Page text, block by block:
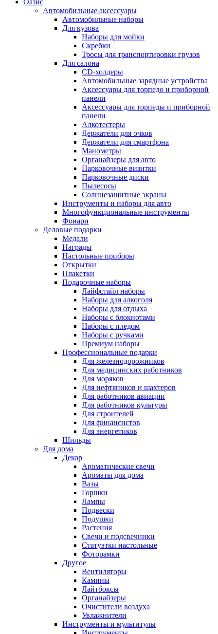
Автомобильные аксессуары
Автомобильные наборы
Для кузова
Наборы для мойки
Скребки
Тросы для транспортировки грузов
Для салона
CD-холдеры
Автомобильные зарядные устройства
Аксессуары для торпедо и приборной
панели
Аксессуары для торпеды и приборной
панели
Алкотестеры
Держатели для очков
Держатели для смартфона
Манометры
Органайзеры для авто
Парковочные визитки
Парковочные диски
Пылесосы
Солнцезащитные экраны
Инструменты и наборы для авто
Многофункциональные инструменты
Фонари
Деловые подарки
Медали
Награды
Настольные приборы
Открытки
Плакетки
Подарочные наборы
Лайфстайл наборы
Наборы для алкоголя
Наборы для отдыха
Наборы с блокнотами
Наборы с пледом
Наборы с ручками
Премиум наборы
Профессиональные подарки
Для железнодорожников
Для медицинских работников
Для моряков
Для нефтяников и шахтеров
Для работников авиации
Для работников культуры
Для строителей
Для финансистов
Для энергетиков
Шильды
Для дома
Декор
Ароматические свечи
Ароматы для дома
Вазы
Горшки
Лампы
Подвески
Подушки
Растения
Свечи и подсвечники
Статуэтки настольные
Фоторамки
Другое
Вентиляторы
Камины
Лайтбоксы
Органайзеры
Очистители воздуха
Увлажнители
Инструменты и мультитулы